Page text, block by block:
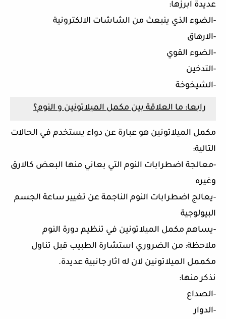
عديدة ابرزها:
-الضوء الذي ينبعث من الشاشات الالكترونية
-الارهاق
-الضوء القوي
-التدخين
-الشيخوخة
رابعا: ما العلاقة بين مكمل الميلاتونين و النوم؟
مكمل الميلاتونين هو عبارة عن دواء يستخدم في الحالات
التالية:
-معالجة اضطرابات النوم التي بعاني منها البعض كالارق
وغيره
-يعالج اضطرابات النوم الناجمة عن تغيير ساعة الجسم
البيولوجية
-يساهم مكمل الميلاتونين في تنظيم دورة النوم
ملاحظة: من الضروري استشارة الطبيب قبل تناول
مكممل الميلاتونين لان له اثار جانبية عديدة.
نذكر منها:
-الصداع
-الدوار